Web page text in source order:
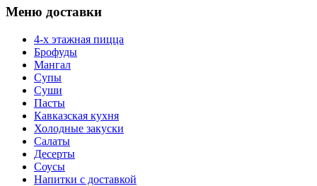
Меню доставки
4-х этажная пицца
Брофуды
Мангал
Супы
Суши
Пасты
Кавказская кухня
Холодные закуски
Салаты
Десерты
Соусы
Напитки с доставкой